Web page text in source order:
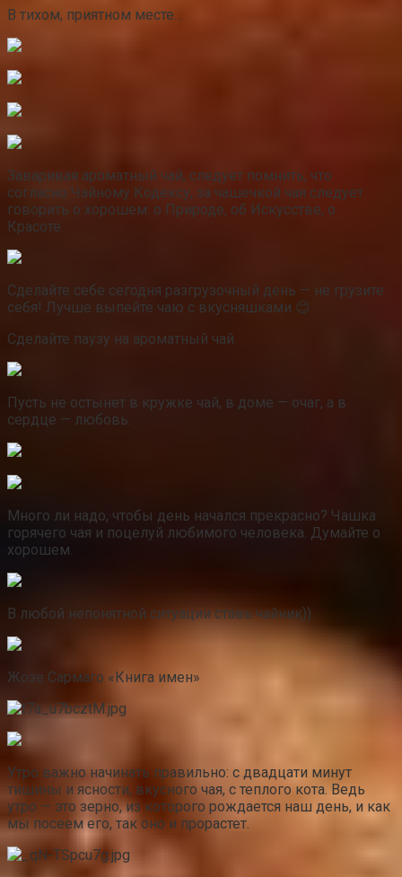
В тихом, приятном месте…
Заваривая ароматный чай, следует помнить, что
согласно Чайному Кодексу, за чашечкой чая следует
говорить о хорошем: о Природе, об Искусстве, о
Красоте.
Сделайте себе сегодня разгрузочный день — не грузите
себя! Лучше выпейте чаю с вкусняшками 😊
Сделайте паузу на ароматный чай.
Пусть не остынет в кружке чай, в доме — очаг, а в
сердце — любовь.
Много ли надо, чтобы день начался прекрасно? Чашка
горячего чая и поцелуй любимого человека. Думайте о
хорошем.
В любой непонятной ситуации ставь чайник))
Жозе Сармаго «Книга имен»
Утро важно начинать пpaвильно: с двадцати минут
тишины и ясности, вкусного чая, с теплого кота. Ведь
утро — это зерно, из которого рождается наш день, и как
мы посеем его, так оно и прорастет.